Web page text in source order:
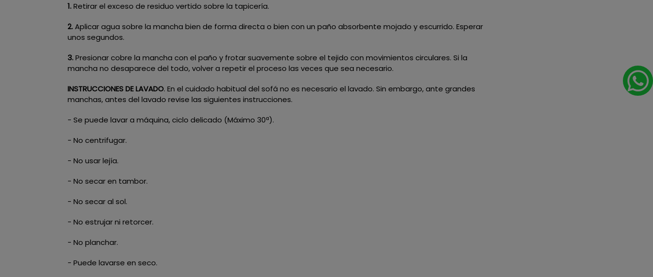
1.Retirar el exceso de residuo vertido sobre la tapicería.
2.Aplicar agua sobre la mancha bien de forma directa o bien con un paño absorbente mojado y escurrido. Esperar
unos segundos.
3.Presionar cobre la mancha con el paño y frotar suavemente sobre el tejido con movimientos circulares. Si la
mancha no desaparece del todo, volver a repetir el proceso las veces que sea necesario.
INSTRUCCIONES DE LAVADO. En el cuidado habitual del sofá no es necesario el lavado. Sin embargo, ante grandes
manchas, antes del lavado revise las siguientes instrucciones.
- Se puede lavar a máquina, ciclo delicado (Máximo 30ª).
- No centrifugar.
- No usar lejía.
- No secar en tambor.
- No secar al sol.
- No estrujar ni retorcer.
- No planchar.
- Puede lavarse en seco.